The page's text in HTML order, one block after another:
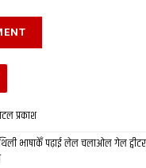
प्रकाश
भाषाकेँ पढ़ाई लेल चलाओल गेल